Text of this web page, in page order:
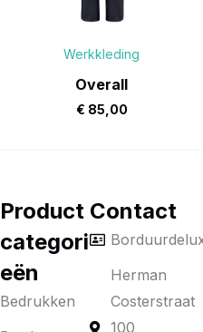
Werkkleding
Overall
€ 85,00
Product
categori
eën
Bedrukken
Contact
Herman
Costerstraat
100